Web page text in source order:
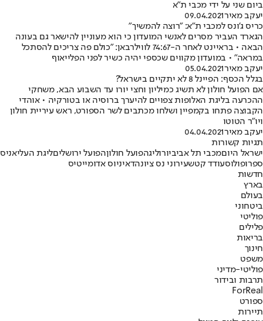
ביום שני על ידי מכבי ת"א
יעקב מאיר09.04.2021
כריס ג'ונס למכבי ת"א: "רוצה להמשיך"
הגארד העביר מסרים לאנשי המועדון כי הוא מעוניין להישאר גם בעונה
הבאה • בראיינט לאחר ה-74:67 לווילרבאן: "כולם פה צריכים להסתכל
במראה" • במועדון מקווים שכספי יהיה כשיר לפני הפלייאוף
יעקב מאיר05.04.2021
בגלל הכסף: הפיינל 8 לא יתקיים בישראל?
אם הפועל חולון לא תשיג כמיליון וחצי יורו עד השבוע הבא, משחקי
ההכרעה בליגת האלופות צפויים להיערך ברוסיה או בטורקיה • אוהדי
הקבוצה פתחו בקמפיין ושלחו מכתבים לשר הספורט, ראש עיריית חולון
ויו"ר הטוטו
יעקב מאיר04.04.2021
תגיות קשורות
ישראל היוםמכבי תל אביביורוליגהפועל חולוןהפועל ירושליםליגת העליאניס
ספרופולוסעודד קטשעירוני נס ציונהדאיניוס אדומייטיס
חדשות
בארץ
בעולם
ביטחוני
פוליטי
פלילים
בריאות
חינוך
משפט
פוליטי-מדיני
תרבות ובידור
ForReal
ספורט
תיירות